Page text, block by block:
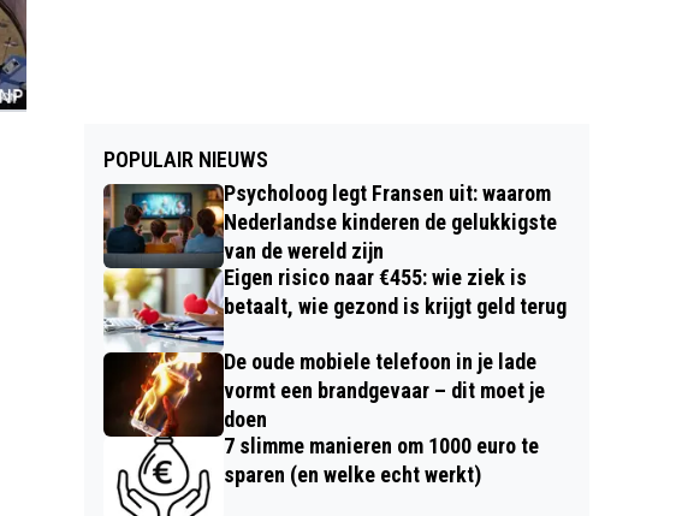
POPULAIR NIEUWS
Psycholoog legt Fransen uit: waarom
Nederlandse kinderen de gelukkigste
van de wereld zijn
Eigen risico naar €455: wie ziek is
betaalt, wie gezond is krijgt geld terug
De oude mobiele telefoon in je lade
vormt een brandgevaar – dit moet je
doen
7 slimme manieren om 1000 euro te
sparen (en welke echt werkt)